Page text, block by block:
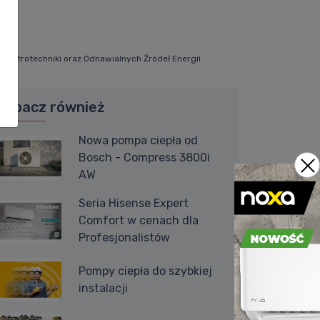
oraz Odnawialnych Źródeł Energii
Zobacz również
Nowa pompa ciepła od
Bosch - Compress 3800i
AW
Seria Hisense Expert
Comfort w cenach dla
Profesjonalistów
Pompy ciepła do szybkiej
instalacji